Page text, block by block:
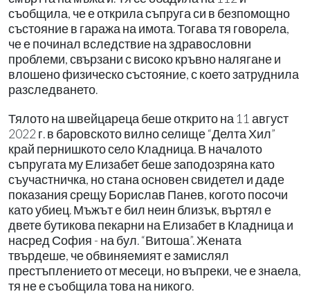
съобщила, че е открила съпруга си в безпомощно
състояние в гаража на имота. Тогава тя говорела,
че е починал вследствие на здравословни
проблеми, свързани с високо кръвно налягане и
влошено физическо състояние, с което затруднила
разследването.
Тялото на швейцареца беше открито на 11 август
2022 г. в баровското вилно селище “Делта Хил”
край пернишкото село Кладница. В началото
съпругата му Елизабет беше заподозряна като
съучастничка, но стана основен свидетел и даде
показания срещу Борислав Панев, когото посочи
като убиец. Мъжът е бил неин близък, въртял е
двете бутикова пекарни на Елизабет в Кладница и
насред София - на бул. “Витоша”. Жената
твърдеше, че обвиняемият е замислял
престъплението от месеци, но въпреки, че е знаела,
тя не е съобщила това на никого.